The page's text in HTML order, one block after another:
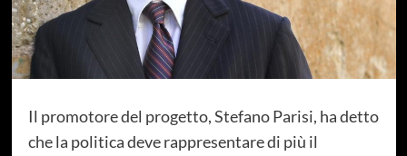
Il promotore del progetto, Stefano Parisi, ha detto
che la politica deve rappresentare di più il